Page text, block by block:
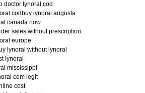
doctor lynoral cod
codbuy lynoral augusta
canada now
sales without prescription
europe
lynoral without lynoral
lynoral
mississippi
com legit
cost